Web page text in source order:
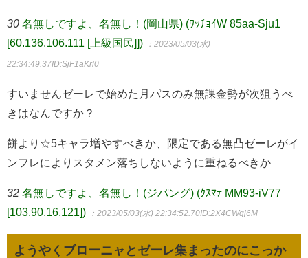
30 名無しですよ、名無し！(岡山県) (ﾜｯﾁｮｲW 85aa-Sju1
[60.136.106.111 [上級国民]])
：2023/05/03(水)
22:34:49.37ID:SjF1aKrl0
すいませんゼーレで始めた月パスのみ無課金勢が次狙うべ
きはなんですか？
餅より☆5キャラ増やすべきか、限定である無凸ゼーレがイ
ンフレによりスタメン落ちしないように重ねるべきか
32 名無しですよ、名無し！(ジパング) (ｸｽﾏﾃ MM93-iV77
[103.90.16.121])
：2023/05/03(水) 22:34:52.70ID:2X4CWqj6M
ようやくブローニャとゼーレ集まったのにこっか